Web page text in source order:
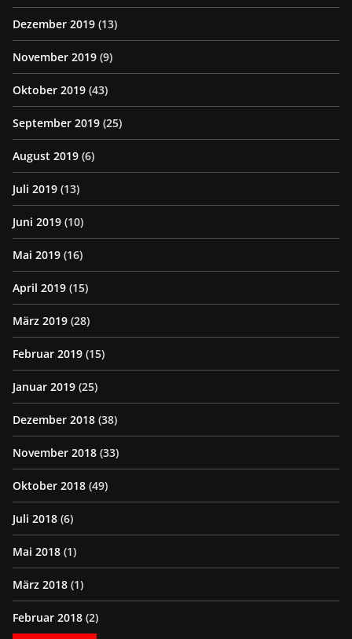
Dezember 2019 (13)
November 2019 (9)
Oktober 2019 (43)
September 2019 (25)
August 2019 (6)
Juli 2019 (13)
Juni 2019 (10)
Mai 2019 (16)
April 2019 (15)
März 2019 (28)
Februar 2019 (15)
Januar 2019 (25)
Dezember 2018 (38)
November 2018 (33)
Oktober 2018 (49)
Juli 2018 (6)
Mai 2018 (1)
März 2018 (1)
Februar 2018 (2)